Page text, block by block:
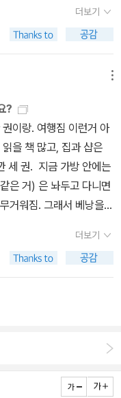
로 영화화됐다. 한국판
부모님들은 이 소설을
고등학생들에게 딸을
하지 않는 국가체제에
때 어떻게 해야 할 것인
역시 빠르게 잘 읽힌
스한 납량물.. 제목 그
다. 소설 분위기는 예전
비슷한데 교통사고로
가는 내용이다. 한번 읽
어야 하는 소설이지만
벽거리에서>히가시노
전이 충격적이다. 작가
도 비극도 아니고 불륜은
는 행위그 자체는 실감나
추리문학 작가협회의
을 찍은 작가 누쿠이 도
라면 그냥 지나칠 수도
나들며 활발한 활동을
종 후보작이었던 <신월
볼 수 있는 좋은 계기를
가했다. 요새는 프랑스고
로는
었다. 나는 시에 무지하
<여행>이 눈에 띈다.
은 에세이집 <독약>
화를 위한 약을 처방받
간이 언젠지 모르겠다.
인문토론정도로 생각하
는 분이다. 그 바닥에선
림체도 신선하고 한번 집
<끝이 있어야 시작도
는 <위대한 퇴보>가 나
우화> 번역본도 나왔고,
어 쓴 <너는 가슴을 따
고 싶은 마음이 뚝 떨어
나 잘 알고 있다.” 결국
의 해답도 여기 어딘가
홀트는 위대한 열정과
과 정신적인 관대함, 작
유머감각은 이론적이고
다. 우주의 기원에 대한
발견과 같은 최근의 사
프랜시스 케인) KN의 비
가지가독성 만점의 서스
이와 그의 아내 가나미.
않다. 이제 막 베스트셀
을 갖고 있다고 생각하
기를 갖자고, 슈헤이는 가
아의 죽음과 관련된 어떤
사이드>를 쓰기 전, 본래
는 작품이다. 경제적인
? 라는 생각에 잠시 고민
자를 쪄서 먹기로. 달걀
해서 먹으니 한끼니가 완
도 받는 월급날. 뭔가 맛
만 점심을 혼자 먹으니
책을 먹어보기로 했다.
의 책꽂이' 특집이 실려
는 걸 어떻게 해야하나.
어보고 싶은데 능력(!?)이
슷한 느낌이다. 영양식으
야 한다는 걱정까지 더해
골라 읽어야 하는지에
데 말이다. 아, 그러고 보
. 타샤의 나
해서 디자인, 집... 이것
더보기
?
이랑. 여행짐 이런거 아
을 책 많고, 집과 샵은
세 권. 지금 가방 안에는
거워짐. 그래서 베낭을
이는 새로운 맨션을 구
그러던 어느 날 임신한
소식을 전하지만, 슈헤
진한 재산 때문에 좀 더
이후 가나미에게 다른 여
의사인 이소가이라 그
없이 급변한다. 과연 가나
더보기